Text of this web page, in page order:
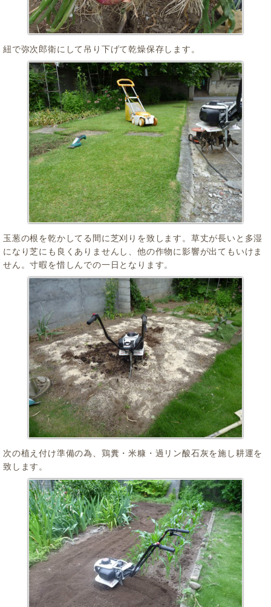
紐で弥次郎衛にして吊り下げて乾燥保存します。
玉葱の根を乾かしてる間に芝刈りを致します。草丈が長いと多湿
になり芝にも良くありませんし、他の作物に影響が出てもいけま
せん。寸暇を惜しんでの一日となります。
次の植え付け準備の為、鶏糞・米糠・過リン酸石灰を施し耕運を
致します。